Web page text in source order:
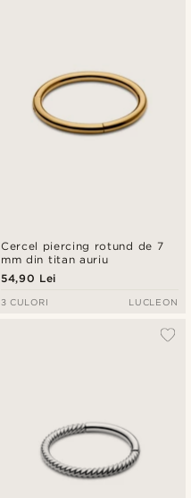
Cercel piercing rotund de 7
mm din titan auriu
54,90 Lei
3 CULORI LUCLEON